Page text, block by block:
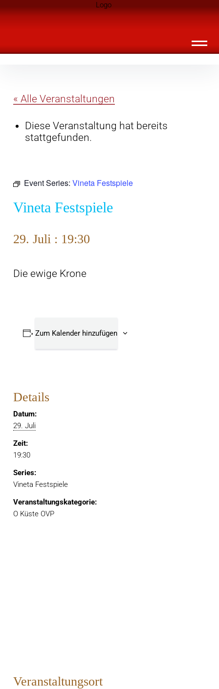
überspringen
Landknirpse – Die Zeitschrift für Leute
« Alle Veranstaltungen
Diese Veranstaltung hat bereits
stattgefunden.
Event Series: Vineta Festspiele
Vineta Festspiele
29. Juli : 19:30
Die ewige Krone
Zum Kalender hinzufügen
Details
Datum:
29. Juli
Zeit:
19:30
Series:
Vineta Festspiele
Veranstaltungskategorie:
O Küste OVP
Veranstaltungsort